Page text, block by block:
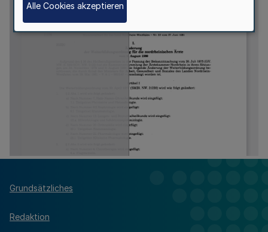
Grundsätzliches
Redaktion
Alle Cookies akzeptieren